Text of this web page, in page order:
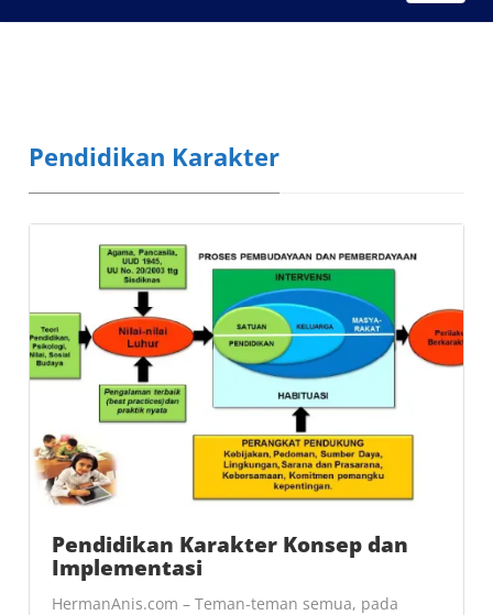
Pendidikan Karakter
Pendidikan Karakter Konsep dan
Implementasi
HermanAnis.com – Teman-teman semua, pada